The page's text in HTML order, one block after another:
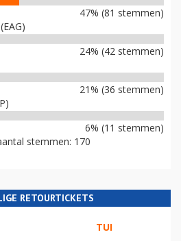
47% (81 stemmen)
24% (42 stemmen)
21% (36 stemmen)
6% (11 stemmen)
stemmen: 170
RETOURTICKETS
TUI